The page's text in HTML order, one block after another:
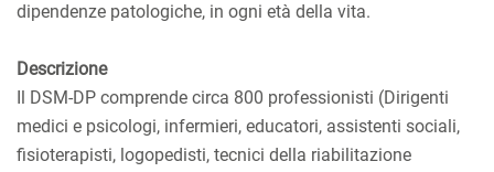
dipendenze patologiche, in ogni età della vita.
Descrizione
Il DSM-DP comprende circa 800 professionisti (Dirigenti
medici e psicologi, infermieri, educatori, assistenti sociali,
fisioterapisti, logopedisti, tecnici della riabilitazione